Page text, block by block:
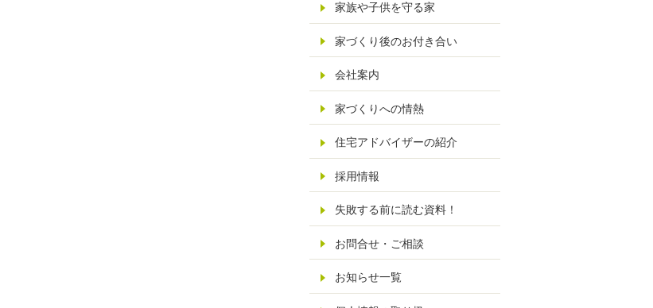
家族や子供を守る家
家づくり後のお付き合い
会社案内
家づくりへの情熱
住宅アドバイザーの紹介
採用情報
失敗する前に読む資料！
お問合せ・ご相談
お知らせ一覧